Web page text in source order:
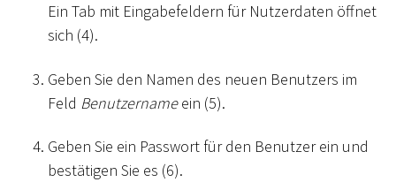
Ein Tab mit Eingabefeldern für Nutzerdaten öffnet
sich (4).
Geben Sie den Namen des neuen Benutzers im
Feld Benutzernameein (5).
Geben Sie ein Passwort für den Benutzer ein und
bestätigen Sie es (6).